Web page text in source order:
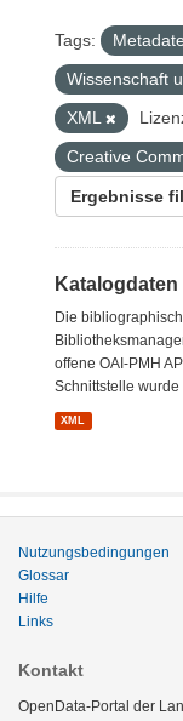
Tags:
Wissenschaft
XML
Creative
Ergebnisse
Die
offene OAI-PMH
Schnittstelle wurde
XML
Nutzungsbedingungen
Glossar
Hilfe
Links
Kontakt
OpenData-Portal der